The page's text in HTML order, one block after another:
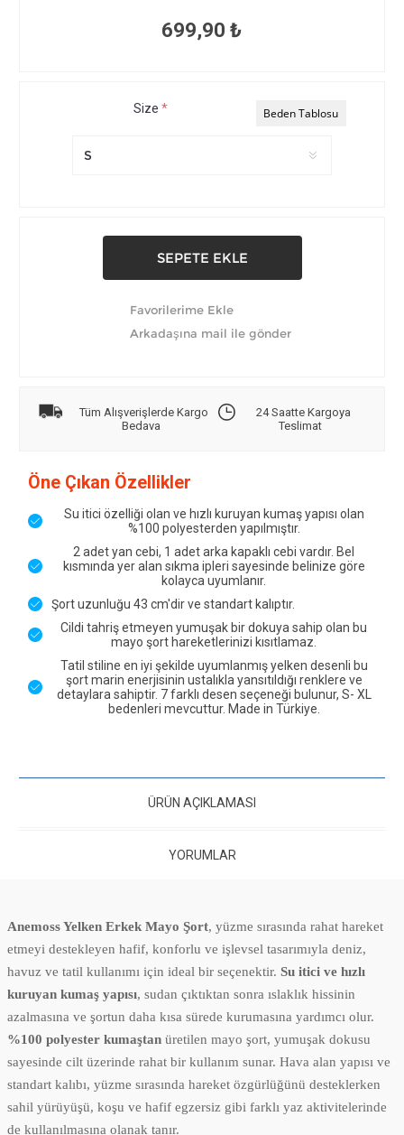
699,90 ₺
Beden Tablosu
Size *
Tüm Alışverişlerde Kargo
Bedava
24 Saatte Kargoya
Teslimat
Öne Çıkan Özellikler
Su itici özelliği olan ve hızlı kuruyan kumaş yapısı olan
%100 polyesterden yapılmıştır.
2 adet yan cebi, 1 adet arka kapaklı cebi vardır. Bel
kısmında yer alan sıkma ipleri sayesinde belinize göre
kolayca uyumlanır.
Şort uzunluğu 43 cm'dir ve standart kalıptır.
Cildi tahriş etmeyen yumuşak bir dokuya sahip olan bu
mayo şort hareketlerinizi kısıtlamaz.
Tatil stiline en iyi şekilde uyumlanmış yelken desenli bu
şort marin enerjisinin ustalıkla yansıtıldığı renklere ve
detaylara sahiptir. 7 farklı desen seçeneği bulunur, S- XL
bedenleri mevcuttur. Made in Türkiye.
ÜRÜN AÇIKLAMASI
YORUMLAR
Anemoss Yelken Erkek Mayo Şort, yüzme sırasında rahat hareket
etmeyi destekleyen hafif, konforlu ve işlevsel tasarımıyla deniz,
havuz ve tatil kullanımı için ideal bir seçenektir.Su itici ve hızlı
kuruyan kumaş yapısı, sudan çıktıktan sonra ıslaklık hissinin
azalmasına ve şortun daha kısa sürede kurumasına yardımcı olur.
%100 polyester kumaştan üretilen mayo şort, yumuşak dokusu
sayesinde cilt üzerinde rahat bir kullanım sunar. Hava alan yapısı ve
standart kalıbı, yüzme sırasında hareket özgürlüğünü desteklerken
sahil yürüyüşü, koşu ve hafif egzersiz gibi farklı yaz aktivitelerinde
de kullanılmasına olanak tanır.